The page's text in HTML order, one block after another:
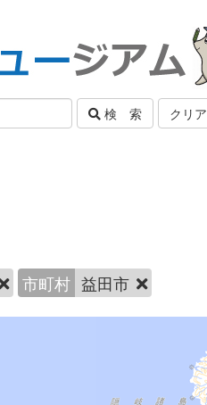
検 索 クリア
市町村 益田市